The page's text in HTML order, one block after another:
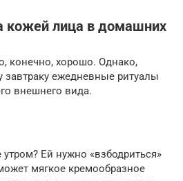
кожей лица в домашних
конечно, хорошо. Однако,
завтраку ежедневные ритуалы
внешнего вида.
Ей нужно «взбодриться»
мягкое кремообразное